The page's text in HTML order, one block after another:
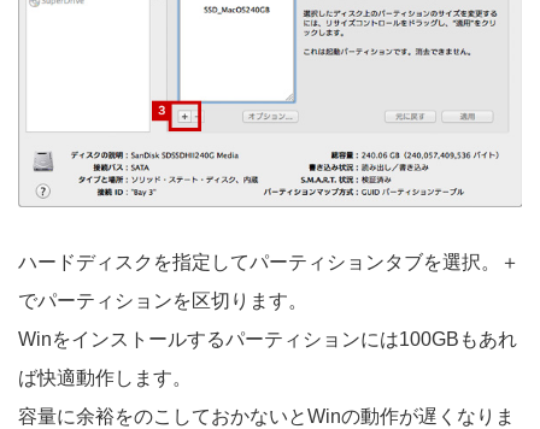
ハードディスクを指定してパーティションタブを選択。＋
でパーティションを区切ります。
Winをインストールするパーティションには100GBもあれ
ば快適動作します。
容量に余裕をのこしておかないとWinの動作が遅くなりま